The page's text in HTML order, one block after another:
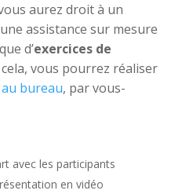
aurez droit à un
assistance sur mesure
d’exercices de
vous pourrez réaliser
bureau, par vous-
avec les participants
en vidéo